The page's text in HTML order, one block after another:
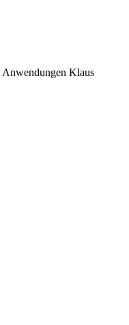
Anwendungen Klaus